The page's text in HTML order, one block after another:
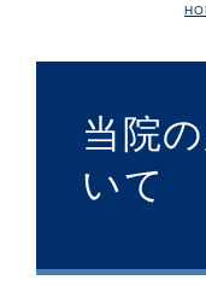
当院
いて